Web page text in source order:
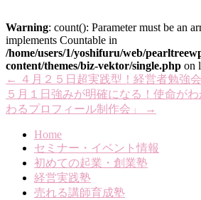
Warning: count(): Parameter must be an
implements Countable in
/home/users/1/yoshifuru/web/
content/themes/biz-vektor/single.php on
←
４月２５日超実践型！経営者勉強
５月１日強みが明確になる！使命が
わるプロフィール制作会」
→
Home
セミナー・イベント情報
初めての起業・創業塾
経営実践塾
売れる講師育成塾